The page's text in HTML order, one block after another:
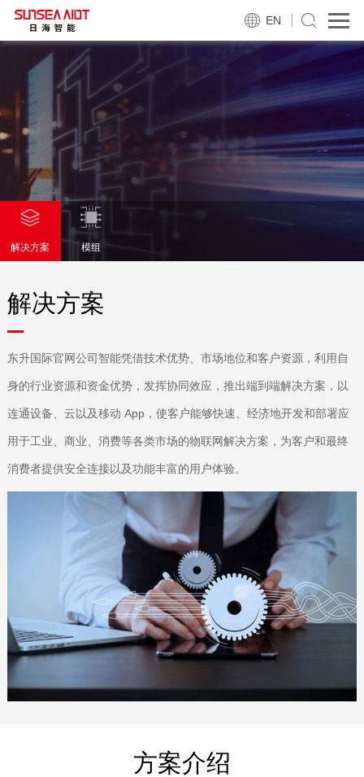
EN
解决方案 模组
解决方案
东升国际官网公司智能凭借技术优势、市场地位和客户资源，利用自
身的行业资源和资金优势，发挥协同效应，推出端到端解决方案，以
连通设备、云以及移动 App，使客户能够快速、经济地开发和部署应
用于工业、商业、消费等各类市场的物联网解决方案，为客户和最终
消费者提供安全连接以及功能丰富的用户体验。
方案介绍